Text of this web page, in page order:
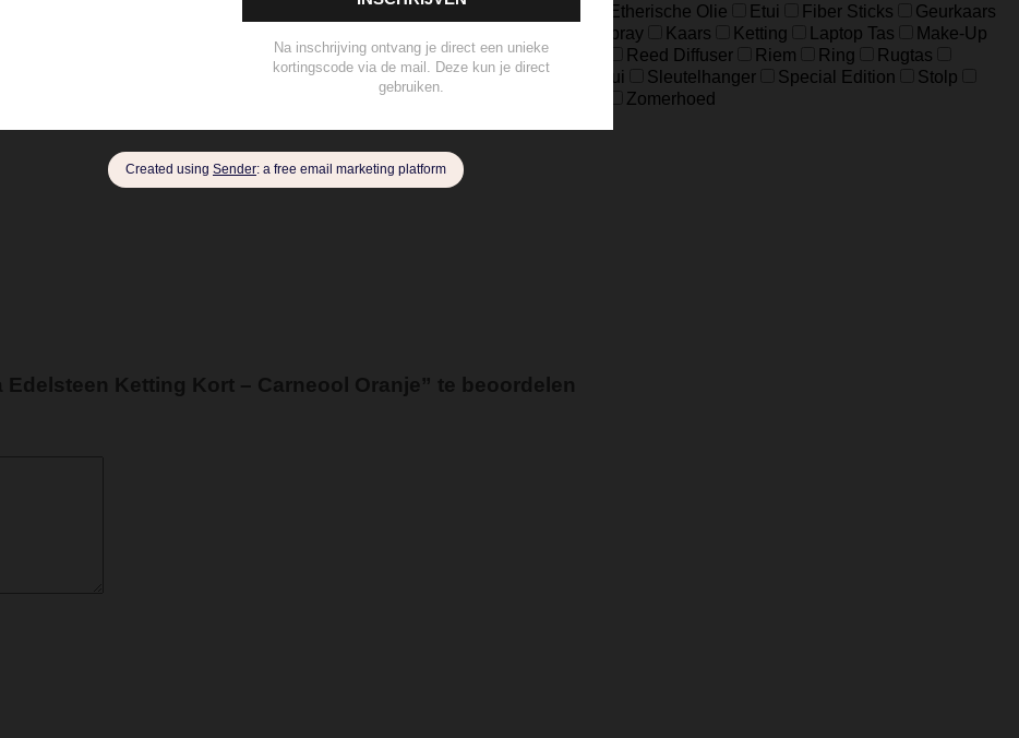
Etherische Olie Etui Fiber Sticks
Geurkaars
Home-Spray Kaars Ketting Laptop Tas
Make-Up
Navulling Reed Diffuser Oorbel Portemonnee Pouch Bag Reed Diffuser Riem Ring
Rugtas
Set Lont-trimmer en Kaarsendover Shopper Sjaal Sleuteletui Sleutelhanger Special Edition
Stolp
Weekendtas
Zomerhoed
Ketting Kort – Carneool Oranje” te beoordelen